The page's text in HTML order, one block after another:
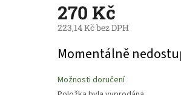
270 Kč
223,14 Kč bez DPH
cena:
Momentálně
Možnosti doručení